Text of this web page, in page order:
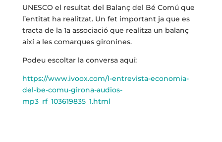
UNESCO el resultat del Balanç del Bé Comú que
l’entitat ha realitzat. Un fet important ja que es
tracta de la 1a associació que realitza un balanç
així a les comarques gironines.
Podeu escoltar la conversa aquí:
https://www.ivoox.com/l-entrevista-economia-
del-be-comu-girona-audios-
mp3_rf_103619835_1.html